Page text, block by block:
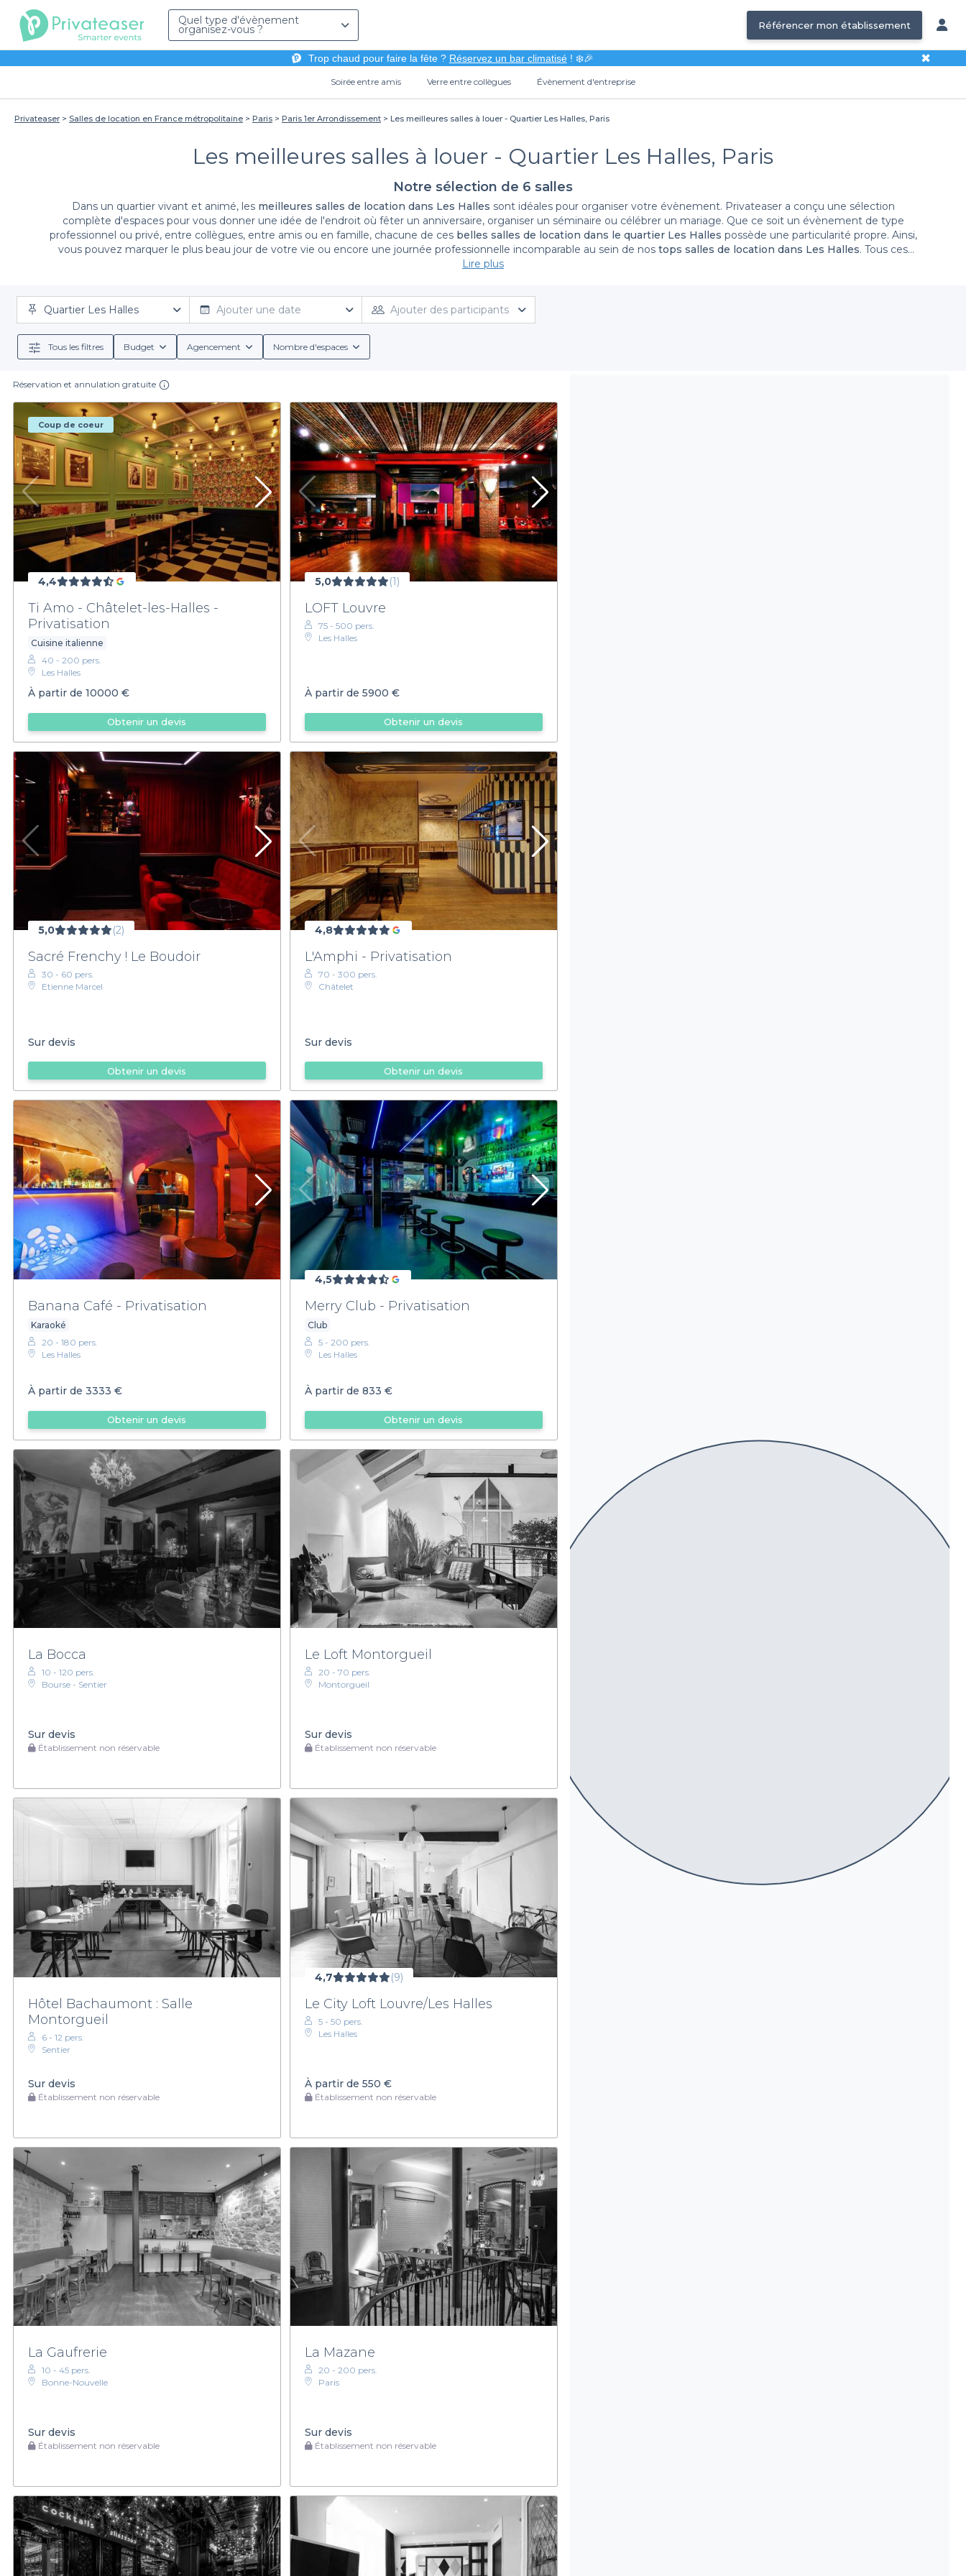
Quel type d'évènement
organisez-vous ? Référencer mon établissement
Trop chaud pour faire la fête ? Réservez un bar climatisé! ❄️🎉 ✖
Soirée entre amis Verre entre collègues Évènement d'entreprise
Privateaser Salles de location en France métropolitaine Paris Paris 1er Arrondissement Les meilleures salles à louer - Quartier Les Halles, Paris
Les meilleures salles à louer - Quartier Les Halles, Paris
Notre sélection de 6 salles
Dans un quartier vivant et animé, les meilleures salles de location dans Les Halles sont idéales pour organiser votre évènement. Privateaser a conçu une sélection
complète d'espaces pour vous donner une idée de l'endroit où fêter un anniversaire, organiser un séminaire ou célébrer un mariage. Que ce soit un évènement de type
professionnel ou privé, entre collègues, entre amis ou en famille, chacune de ces belles salles de location dans le quartier Les Halles possède une particularité propre. Ainsi,
vous pouvez marquer le plus beau jour de votre vie ou encore une journée professionnelle incomparable au sein de nos tops salles de location dans Les Halles. Tous ces
établissements vous offrent la possibilité de profiter d'un service personnalisé en fonction de votre effectif et de votre budget. Dès maintenant, vous pouvez effectuer votre
Lire plus
Quartier Les Halles Ajouter une date Ajouter des participants
Tous les filtres Budget Agencement Nombre d'espaces
Réservation et annulation gratuite
Coup de coeur
4,4
Ti Amo - Châtelet-les-Halles -
Privatisation
Cuisine italienne
40 - 200 pers.
Les Halles
À partir de 10000 €
Obtenir un devis
5,0 (1)
LOFT Louvre
75 - 500 pers.
Les Halles
À partir de 5900 €
Obtenir un devis
5,0 (2)
Sacré Frenchy ! Le Boudoir
30 - 60 pers.
Etienne Marcel
Sur devis
Obtenir un devis
4,8
L'Amphi - Privatisation
70 - 300 pers.
Châtelet
Sur devis
Obtenir un devis
Banana Café - Privatisation
Karaoké
20 - 180 pers.
Les Halles
À partir de 3333 €
Obtenir un devis
4,5
Merry Club - Privatisation
Club
5 - 200 pers.
Les Halles
À partir de 833 €
Obtenir un devis
La Bocca
10 - 120 pers.
Bourse - Sentier
Sur devis
Établissement non réservable
Le Loft Montorgueil
20 - 70 pers.
Montorgueil
Sur devis
Établissement non réservable
Hôtel Bachaumont : Salle
Montorgueil
6 - 12 pers.
Sentier
Sur devis
Établissement non réservable
4,7 (9)
Le City Loft Louvre/Les Halles
5 - 50 pers.
Les Halles
À partir de 550 €
Établissement non réservable
La Gaufrerie
10 - 45 pers.
Bonne-Nouvelle
Sur devis
Établissement non réservable
La Mazane
20 - 200 pers.
Paris
Sur devis
Établissement non réservable